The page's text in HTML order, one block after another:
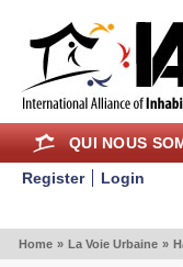
QUI NOUS
Register
Login
Home » La Voie Urbaine »